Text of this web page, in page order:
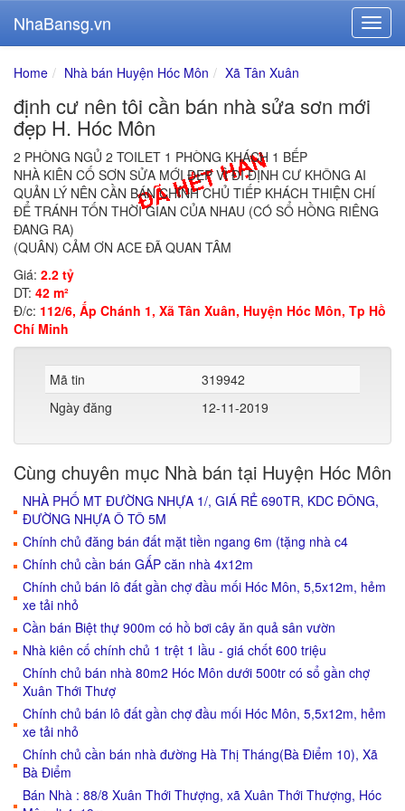
NhaBansg.vn
Home Nhà bán Huyện Hóc Môn Xã Tân Xuân
định cư nên tôi cần bán nhà sửa sơn mới
đẹp H. Hóc Môn
2 PHÒNG NGỦ 2 TOILET 1 PHÒNG KHÁCH 1 BẾP
NHÀ KIÊN CỐ SƠN SỬA MỚI ĐẸP VÌ ĐI ĐỊNH CƯ KHÔNG AI
QUẢN LÝ NÊN CẦN BÁN CHÍNH CHỦ TIẾP KHÁCH THIỆN CHÍ
ĐỂ TRÁNH TỐN THỜI GIAN CỦA NHAU (CÓ SỔ HỒNG RIÊNG
ĐANG RA)
(QUÂN) CẢM ƠN ACE ĐÃ QUAN TÂM
Giá: 2.2 tỷ
DT: 42 m²
Đ/c: 112/6, Ấp Chánh 1, Xã Tân Xuân, Huyện Hóc Môn, Tp Hồ
Chí Minh
Mã tin
319942
Ngày đăng
12-11-2019
Cùng chuyên mục Nhà bán tại Huyện Hóc Môn
NHÀ PHỐ MT ĐƯỜNG NHỰA 1/, GIÁ RẺ 690TR, KDC ĐÔNG,
ĐƯỜNG NHỰA Ô TÔ 5M
Chính chủ đăng bán đất mặt tiền ngang 6m (tặng nhà c4
Chính chủ cần bán GẤP căn nhà 4x12m
Chính chủ bán lô đất gần chợ đầu mối Hóc Môn, 5,5x12m, hẻm
xe tải nhỏ
Cần bán Biệt thự 900m có hồ bơi cây ăn quả sân vườn
Nhà kiên cố chính chủ 1 trệt 1 lầu - giá chốt 600 triệu
Chính chủ bán nhà 80m2 Hóc Môn dưới 500tr có sổ gần chợ
Xuân Thới Thượ
Chính chủ bán lô đất gần chợ đầu mối Hóc Môn, 5,5x12m, hẻm
xe tải nhỏ
Chính chủ cần bán nhà đường Hà Thị Tháng(Bà Điểm 10), Xã
Bà Điểm
Bán Nhà : 88/8 Xuân Thới Thượng, xã Xuân Thới Thượng, Hóc